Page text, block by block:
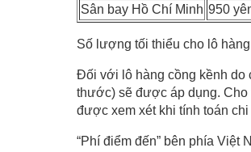
Sân bay Hồ Chí Minh 950
Số lượng tối thiểu cho lô
Đối với lô hàng cồng kềnh do
thước) sẽ được áp dụng. Cho
được xem xét khi tính toán
“Phí điểm đến” bên phía Việt